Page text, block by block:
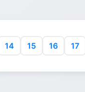
14 15 16 17